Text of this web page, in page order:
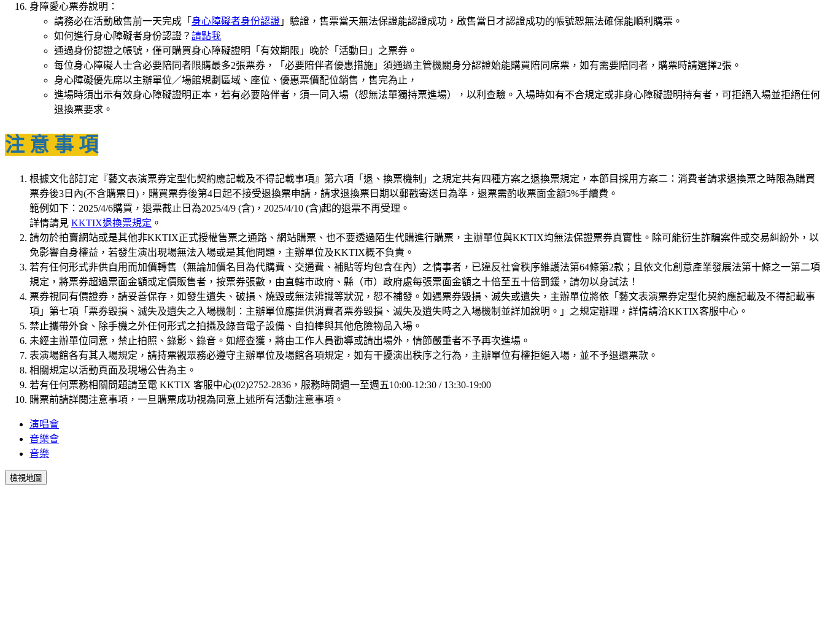
身障愛心票券說明：
請務必在活動啟售前一天完成「 身心障礙者身份認證 」驗證，售票當天無法保證能認證成功，啟售當日才認證成功的帳號恕無法確保能順利購票。
如何進行身心障礙者身份認證？ 請點我
通過身份認證之帳號，僅可購買身心障礙證明「有效期限」晚於「活動日」之票券。
每位身心障礙人士含必要陪同者限購最多2張票券，「必要陪伴者優惠措施」須通過主管機關身分認證始能購買陪同席票，如有需要陪同者，購票時請選擇2張。
身心障礙優先席以主辦單位／場館規劃區域、座位、優惠票價配位銷售，售完為止，
進場時須出示有效身心障礙證明正本，若有必要陪伴者，須一同入場（恕無法單獨持票進場），以利查驗。入場時如有不合規定或非身心障礙證明持有者，可拒絕入場並拒絕任何
退換票要求。
注 意 事 項
根據文化部訂定『藝文表演票券定型化契約應記載及不得記載事項』第六項「退、換票機制」之規定共有四種方案之退換票規定，本節目採用方案二：消費者請求退換票之時限為購買
票券後3日內(不含購票日)，購買票券後第4日起不接受退換票申請，請求退換票日期以郵戳寄送日為準，退票需酌收票面金額5%手續費。
範例如下：2025/4/6購買，退票截止日為2025/4/9 (含)，2025/4/10 (含)起的退票不再受理。
詳情請見 KKTIX退換票規定 。
請勿於拍賣網站或是其他非KKTIX正式授權售票之通路、網站購票、也不要透過陌生代購進行購票，主辦單位與KKTIX均無法保證票券真實性。除可能衍生詐騙案件或交易糾紛外，以
免影響自身權益，若發生演出現場無法入場或是其他問題，主辦單位及KKTIX概不負責。
若有任何形式非供自用而加價轉售（無論加價名目為代購費、交通費、補貼等均包含在內）之情事者，已違反社會秩序維護法第64條第2款；且依文化創意產業發展法第十條之一第二項
規定，將票券超過票面金額或定價販售者，按票券張數，由直轄市政府、縣（市）政府處每張票面金額之十倍至五十倍罰鍰，請勿以身試法！
票券視同有價證券，請妥善保存，如發生遺失、破損、燒毀或無法辨識等狀況，恕不補發。如遇票券毀損、滅失或遺失，主辦單位將依「藝文表演票券定型化契約應記載及不得記載事
項」第七項「票券毀損、滅失及遺失之入場機制：主辦單位應提供消費者票券毀損、滅失及遺失時之入場機制並詳加說明。」之規定辦理，詳情請洽KKTIX客服中心。
禁止攜帶外食、除手機之外任何形式之拍攝及錄音電子設備、自拍棒與其他危險物品入場。
未經主辦單位同意，禁止拍照、錄影、錄音。如經查獲，將由工作人員勸導或請出場外，情節嚴重者不予再次進場。
表演場館各有其入場規定，請持票觀眾務必遵守主辦單位及場館各項規定，如有干擾演出秩序之行為，主辦單位有權拒絕入場，並不予退還票款。
相關規定以活動頁面及現場公告為主。
若有任何票務相關問題請至電 KKTIX 客服中心(02)2752-2836，服務時間週一至週五10:00-12:30 / 13:30-19:00
購票前請詳閱注意事項，一旦購票成功視為同意上述所有活動注意事項。
演唱會
音樂會
音樂
檢視地圖